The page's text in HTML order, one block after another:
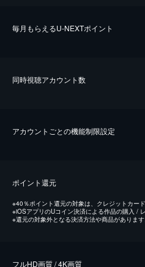
毎⽉もらえるU-NEXTポイント
同時視聴アカウント数
アカウントごとの機能制限設定
ポイント還元
※40％ポイント還元の対象は、クレジットカー
※iOSアプリのUコイン決済による作品の購入 /
※還元の対象外となる決済方法や商品がありま
フルHD画質 / 4K画質